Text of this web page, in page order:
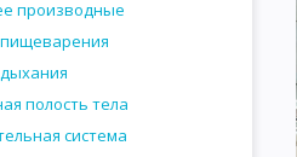
производные
полость тела
система